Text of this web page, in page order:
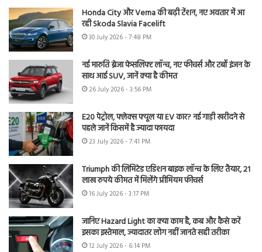
Honda City और Verna की बढ़ी टेंशन, नए अवतार में आ
रही Skoda Slavia Facelift
30 July 2026 - 7:48 PM
नई मारुति ब्रेजा फेसलिफ्ट लॉन्च, नए फीचर्स और टर्बो इंजन के
साथ आई SUV, जानें क्या है कीमत
26 July 2026 - 3:56 PM
E20 पेट्रोल, फ्लेक्स फ्यूल या EV कार? नई गाड़ी खरीदने से
पहले जानें किसमें है ज्यादा फायदा
23 July 2026 - 7:41 PM
Triumph की लिमिटेड एडिशन बाइक लॉन्च के लिए तैयार, 21
लाख रुपये कीमत में मिलेंगे प्रीमियम फीचर्स
16 July 2026 - 3:17 PM
जानिए Hazard Light का क्या काम है, कब और कैसे करें
इसका इस्तेमाल, ज्यादातर लोग नहीं जानते सही तरीका
12 July 2026 - 6:14 PM